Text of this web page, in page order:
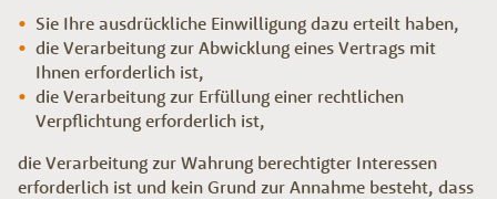
Sie Ihre ausdrückliche Einwilligung dazu erteilt haben,
die Verarbeitung zur Abwicklung eines Vertrags mit
Ihnen erforderlich ist,
die Verarbeitung zur Erfüllung einer rechtlichen
Verpflichtung erforderlich ist,
die Verarbeitung zur Wahrung berechtigter Interessen
erforderlich ist und kein Grund zur Annahme besteht, dass